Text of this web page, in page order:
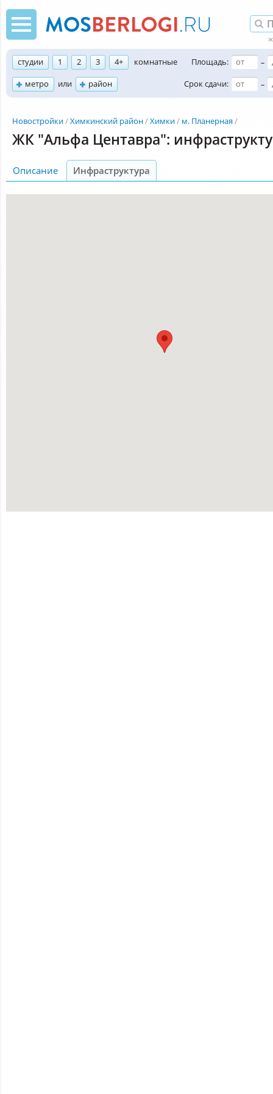
студии 1 2 3 4+
комнатные
метро
или район
Площадь:
–
Срок сдачи:
–
Новостройки Химкинский район Химки м. Планерная
ЖК "Альфа Центавра":
Описание Инфраструктура